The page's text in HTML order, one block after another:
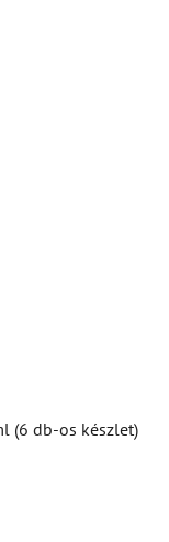
(6 db-os készlet)